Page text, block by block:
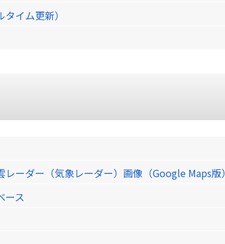
イム更新）
ーダー（気象レーダー）画像（Google Maps版）
ース